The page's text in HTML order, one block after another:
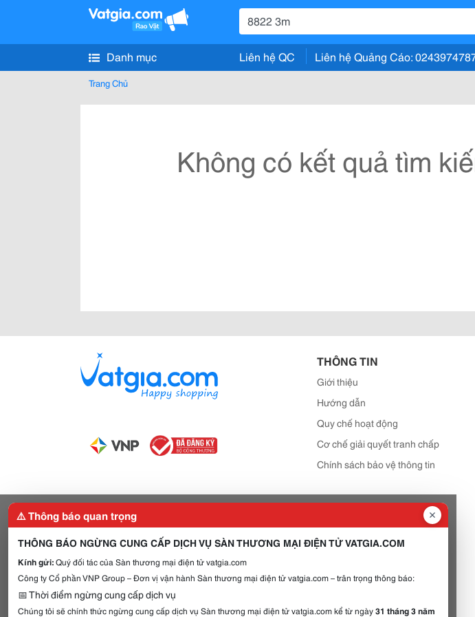
Danh mục Liên hệ QC Liên hệ Quảng Cáo:
Trang Chủ
Không có kết quả tìm
THÔNG TIN
Giới thiệu
Hướng dẫn
Quy chế hoạt động
Cơ chế giải quyết tranh chấp
Chính sách bảo vệ thông tin
⚠️ Thông báo quan trọng
THÔNG BÁO NGỪNG CUNG CẤP DỊCH VỤ SÀN THƯƠNG MẠI ĐIỆN TỬ VATGIA.COM
Kính gửi:Quý đối tác của Sàn thương mại điện tử vatgia.com
Công ty Cổ phần VNP Group – Đơn vị vận hành Sàn thương mại điện tử vatgia.com – trân trọng thông báo:
📅 Thời điểm ngừng cung cấp dịch vụ
Chúng tôi sẽ chính thức ngừng cung cấp dịch vụ Sàn thương mại điện tử vatgia.com kể từ ngày31 tháng 3 năm